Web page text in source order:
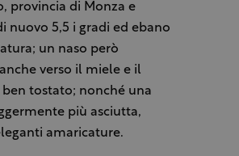
provincia di Monza e
nuovo 5,5 i gradi ed ebano
un naso però
verso il miele e il
tostato; nonché una
più asciutta,
amaricature.